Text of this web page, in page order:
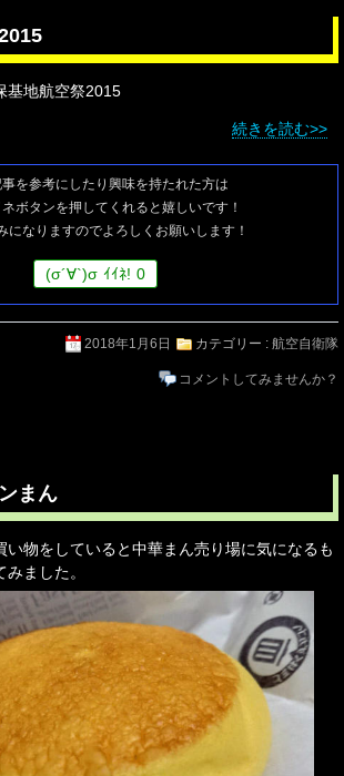
基地航空祭2015
続きを読む>>
事を参考にしたり興味を持たれた方は
ボタンを押してくれると嬉しいです！
になりますのでよろしくお願いします！
(σ´∀`)σ ｲｲﾈ! 0
2018年1月6日 カテゴリー : 航空自衛隊
コメントしてみませんか？
まん
い物をしていると中華まん売り場に気になるも
ました。